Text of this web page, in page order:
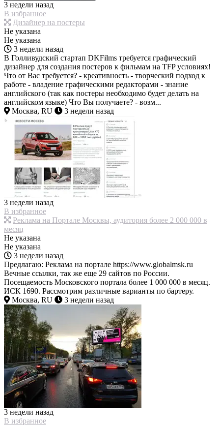
3 недели назад
В избранное
Дизайнер на постеры
Не указана
Не указана
3 недели назад
В Голливудский стартап DKFilms требуется графический
дизайнер для создания постеров к фильмам на TFP условиях!
Что от Вас требуется? - креативность - творческий подход к
работе - владение графическими редакторами - знание
английского (так как постеры необходимо будет делать на
английском языке) Что Вы получаете? - возм...
Москва, RU
3 недели назад
3 недели назад
В избранное
Реклама на Портале Москвы, аудитория более 2 000 000 в
месяц
Не указана
Не указана
3 недели назад
Предлагаю: Реклама на портале https://www.globalmsk.ru
Вечные ссылки, так же еще 29 сайтов по России.
Посещаемость Московского портала более 1 000 000 в месяц.
ИСК 1690. Рассмотрим различные варианты по бартеру.
Москва, RU
3 недели назад
3 недели назад
В избранное